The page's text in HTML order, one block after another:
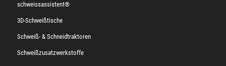
schweissassistent®
3D-Schweißtische
Schweiß- & Schneidtraktoren
Schweißzusatzwerkstoffe